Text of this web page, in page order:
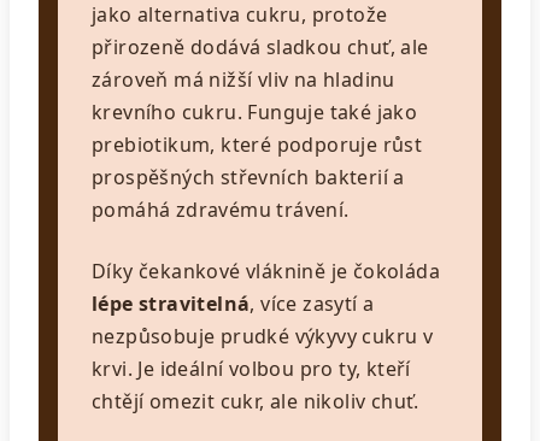
jako alternativa cukru, protože
přirozeně dodává sladkou chuť, ale
zároveň má nižší vliv na hladinu
krevního cukru. Funguje také jako
prebiotikum, které podporuje růst
prospěšných střevních bakterií a
pomáhá zdravému trávení.
Díky čekankové vláknině je čokoláda
lépe stravitelná, více zasytí a
nezpůsobuje prudké výkyvy cukru v
krvi. Je ideální volbou pro ty, kteří
chtějí omezit cukr, ale nikoliv chuť.